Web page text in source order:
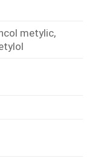
metylic,